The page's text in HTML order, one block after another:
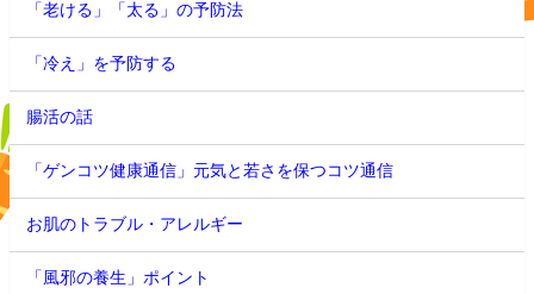
「老ける」「太る」の予防法
「冷え」を予防する
腸活の話
「ゲンコツ健康通信」元気と若さを保つコツ通信
お肌のトラブル・アレルギー
「風邪の養生」ポイント